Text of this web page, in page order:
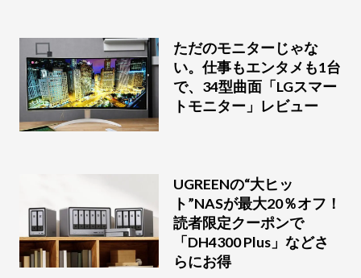
ただのモニターじゃな
い。仕事もエンタメも1台
で、34型曲面「LGスマー
トモニター」レビュー
UGREENの“大ヒッ
ト”NASが最大20％オフ！
読者限定クーポンで
「DH4300 Plus」などさ
らにお得